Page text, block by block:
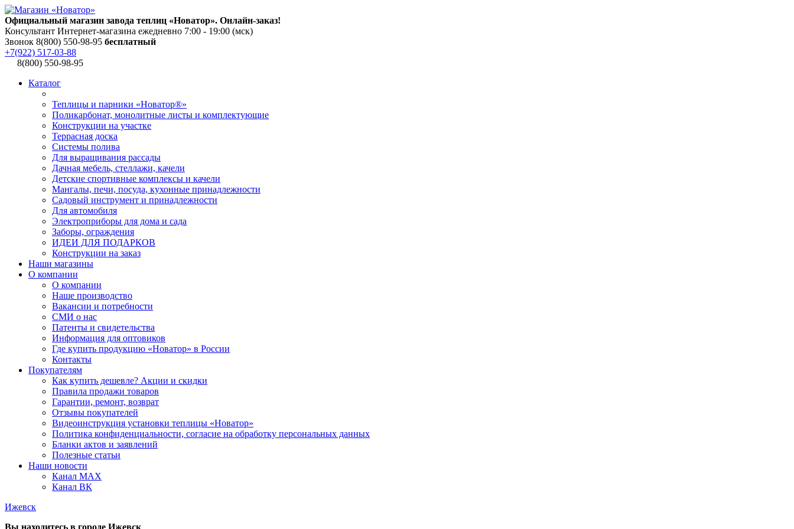
Официальный магазин завода теплиц «Новатор». Онлайн-заказ!
Консультант Интернет-магазина ежедневно 7:00 - 19:00 (мск)
Звонок 8(800) 550-98-95 бесплатный
+7(922) 517-03-88
8(800) 550-98-95
Каталог
Теплицы и парники «Новатор®»
Поликарбонат, монолитные листы и комплектующие
Конструкции на участке
Террасная доска
Системы полива
Для выращивания рассады
Дачная мебель, стеллажи, качели
Детские спортивные комплексы и качели
Мангалы, печи, посуда, кухонные принадлежности
Садовый инструмент и принадлежности
Для автомобиля
Электроприборы для дома и сада
Заборы, ограждения
ИДЕИ ДЛЯ ПОДАРКОВ
Конструкции на заказ
Наши магазины
О компании
О компании
Наше производство
Вакансии и потребности
СМИ о нас
Патенты и свидетельства
Информация для оптовиков
Где купить продукцию «Новатор» в России
Контакты
Покупателям
Как купить дешевле? Акции и скидки
Правила продажи товаров
Гарантии, ремонт, возврат
Отзывы покупателей
Видеоинструкция установки теплицы «Новатор»
Политика конфиденциальности, согласие на обработку персональных данных
Бланки актов и заявлений
Полезные статьи
Наши новости
Канал MAX
Канал ВК
Ижевск
Вы находитесь в городе Ижевск